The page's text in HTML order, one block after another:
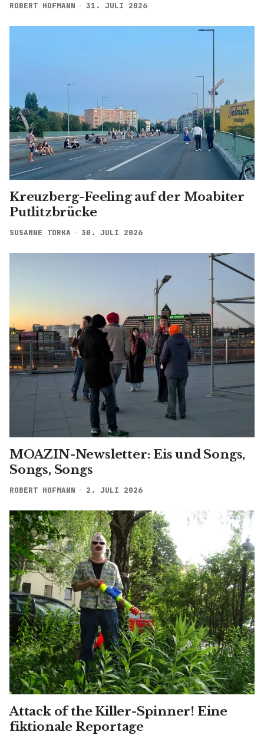
ROBERT HOFMANN 31. JULI 2026
Kreuzberg-Feeling auf der Moabiter
Putlitzbrücke
SUSANNE TORKA 30. JULI 2026
MOAZIN-Newsletter: Eis und Songs,
Songs, Songs
ROBERT HOFMANN 2. JULI 2026
Attack of the Killer-Spinner! Eine
fiktionale Reportage